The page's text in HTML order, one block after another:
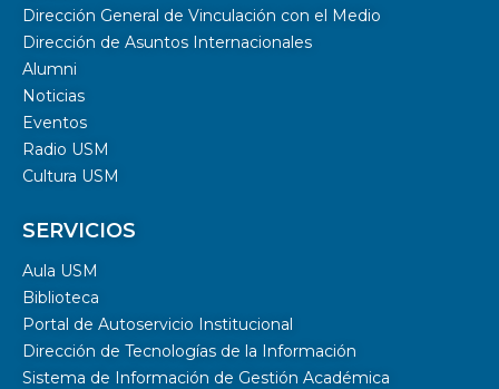
Dirección General de Vinculación con el Medio
Dirección de Asuntos Internacionales
Alumni
Noticias
Eventos
Radio USM
Cultura USM
SERVICIOS
Aula USM
Biblioteca
Portal de Autoservicio Institucional
Dirección de Tecnologías de la Información
Sistema de Información de Gestión Académica